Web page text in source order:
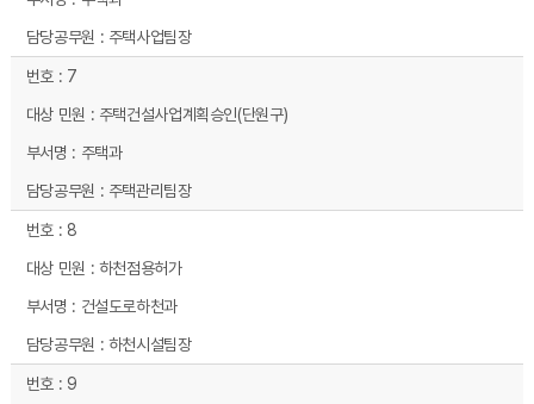
주택사업팀장
7
주택건설사업계획승인(단원구)
주택과
주택관리팀장
8
하천점용허가
건설도로하천과
하천시설팀장
9